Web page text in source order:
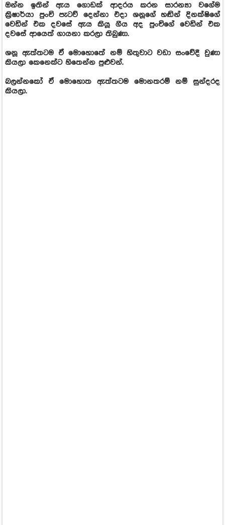
ඔන්න ඉතින් ඇය ගොඩක් ආදරය කරන සාරන්‍යා වගේම
ක්‍රිෂාර්යා පුංචි පැටව් දෙන්නා එදා ශනූගේ හඬින් දිනක්ෂිගේ
වෙඩින් එක දවසේ ඇය කියූ ගීය අද පුංචිගේ වෙඩින් එක
දවසේ ආයෙත් ගායනා කරලා තිබුණා.
ශනූ ඇත්තටම ඒ මොහොතේ නම් හිතුවාට වඩා සංවේදී වුණා
කියලා කෙනෙක්ට හිතෙන්න පුළුවන්.
බලන්නකෝ ඒ මොහොත ඇත්තටම මොනතරම් නම් සුන්දරද
කියලා.